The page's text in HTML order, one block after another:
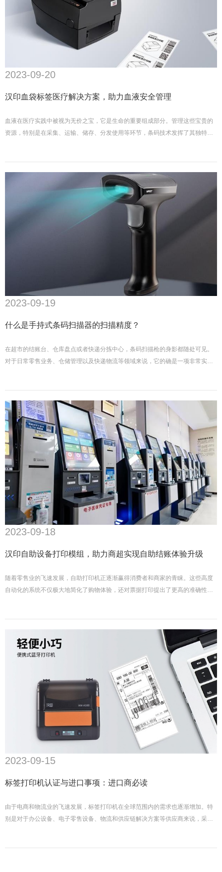
2023-09-20
汉印血袋标签医疗解决方案，助力血液安全管理
血液在医疗实践中被视为无价之宝，它是生命的重要组成部分。管理这些宝贵的
资源，特别是在采集、运输、储存、分发使用等环节，条码技术发挥了其独特的
2023-09-19
什么是手持式条码扫描器的扫描精度？
在超市的结账台、仓库盘点或者快递分拣中心，条码扫描枪的身影都随处可见。
对于日常零售业务、仓储管理以及快递物流等领域来说，它的确是一项非常实用
2023-09-18
汉印自助设备打印模组，助力商超实现自助结账体验升级
随着零售业的飞速发展，自助打印机正逐渐赢得消费者和商家的青睐。这些高度
自动化的系统不仅极大地简化了购物体验，还对票据打印提出了更高的准确性和
2023-09-15
标签打印机认证与进口事项：进口商必读
由于电商和物流业的飞速发展，标签打印机在全球范围内的需求也逐渐增加。特
别是对于办公设备、电子零售设备、物流和供应链解决方案等供应商来说，采购